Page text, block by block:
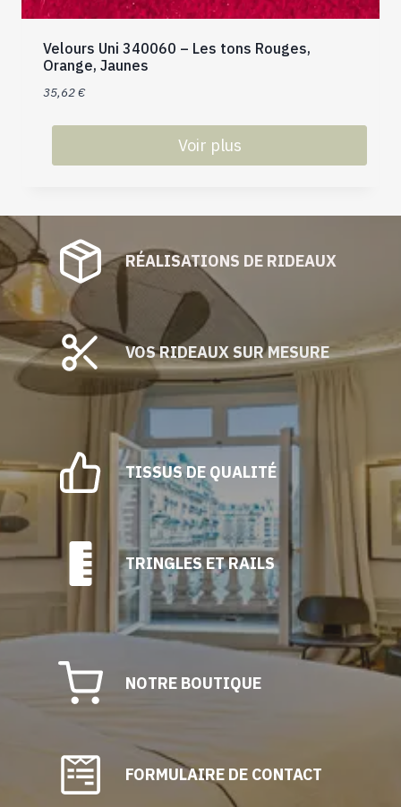
Velours Uni 340060 – Les tons Rouges,
Orange, Jaunes
35,62€
Voir plus
a
plusieurs
variations.
Les
options
peuvent
être
choisies
sur
produit
RÉALISATIONS DE RIDEAUX
VOS RIDEAUX SUR MESURE
TISSUS DE QUALITÉ
TRINGLES ET RAILS
NOTRE BOUTIQUE
FORMULAIRE DE CONTACT